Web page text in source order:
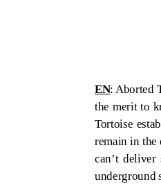
EN: Aborted
the merit to
Tortoise
remain in the
can’t
underground